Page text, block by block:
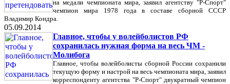
на медали чемпионата мира, заявил агентству "Р-Спорт"
чемпион мира 1978 года в составе сборной СССР
Владимир Кондра.
05.09.2014
Главное, чтобы у волейболистов РФ
сохранилась нужная форма на весь ЧМ -
Молибога
Главное, чтобы волейболисты сборной России сохранили
текущую форму и настрой на весь чемпионата мира, заявил
корреспонденту агентства "Р-Спорт" двукратный чемпион